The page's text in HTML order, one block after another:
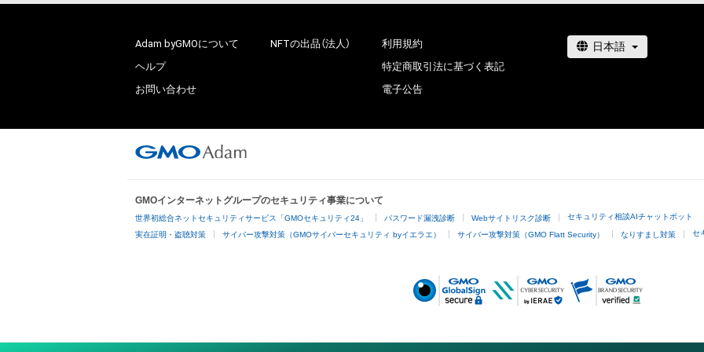
Adam byGMOについて
ヘルプ
お問い合わせ
NFTの出品（法人）
利用規約
特定商取引法に基づく表記
電子公告
GMOインターネットグループのセキュリティ事業について
世界初総合ネットセキュリティサービス「GMOセキュリティ24」 パスワード漏洩診断 Webサイトリスク診断 セキュリティ相談AIチャットボット
実在証明・盗聴対策 サイバー攻撃対策（GMOサイバーセキュリティ byイエラエ） サイバー攻撃対策（GMO Flatt Security） なりすまし対策 セ